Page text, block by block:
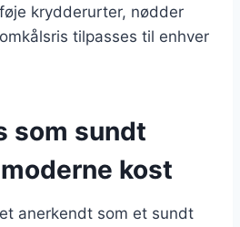
krydderurter, nødder
tilpasses til enhver
som sundt
kost
anerkendt som et sundt